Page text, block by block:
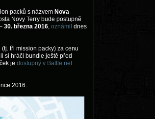
packů s názvem Nova
Novy Terry bude postupně
30. března 2016, oznámil dnes
tři mission packy) za cenu
si hráči bundle ještě před
je dostupný v Battle.net
2016.